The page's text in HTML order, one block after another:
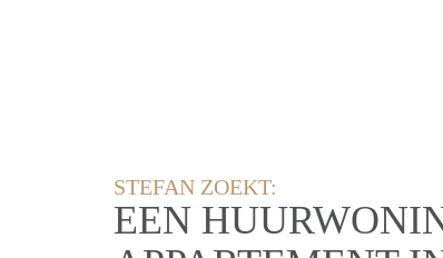
STEFAN ZOEKT:
EEN